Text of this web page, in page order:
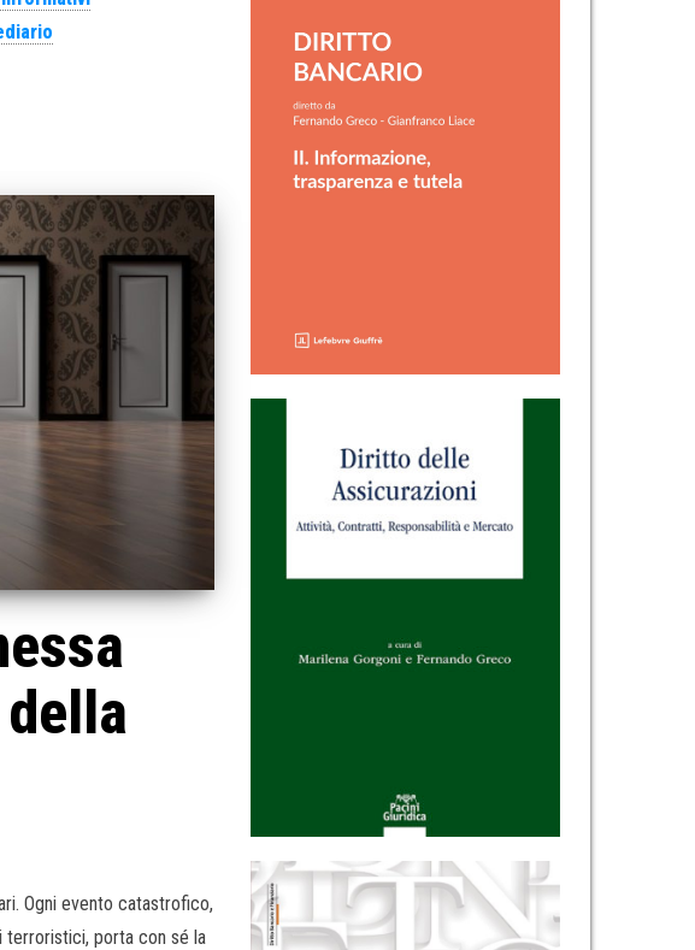
Ogni evento catastrofico,
terroristici, porta con sé la